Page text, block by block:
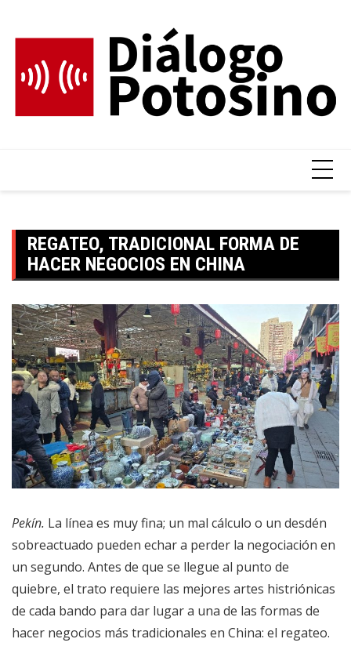
content
REGATEO, TRADICIONAL FORMA DE
HACER NEGOCIOS EN CHINA
Pekín. La línea es muy fina; un mal cálculo o un desdén
sobreactuado pueden echar a perder la negociación en
un segundo. Antes de que se llegue al punto de
quiebre, el trato requiere las mejores artes histriónicas
de cada bando para dar lugar a una de las formas de
hacer negocios más tradicionales en China: el regateo.